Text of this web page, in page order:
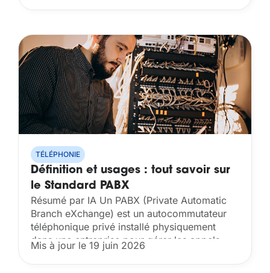
TÉLÉPHONIE
Définition et usages : tout savoir sur
le Standard PABX
Résumé par IA Un PABX (Private Automatic
Branch eXchange) est un autocommutateur
téléphonique privé installé physiquement
dans une entreprise pour gérer les appels
internes entre postes et les communications
externes via le réseau téléphonique
Mis à jour le 19 juin 2026